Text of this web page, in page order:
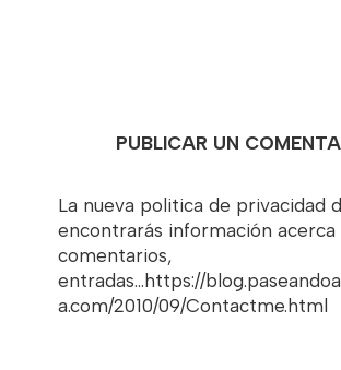
PUBLICAR UN
La nueva politica de privacidad
encontrarás información acerca
comentarios,
entradas...https://
a.com/2010/09/Contactme.html